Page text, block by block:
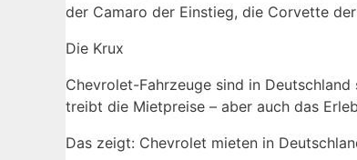
der Camaro der Einstieg, die Corvette der
Die Krux
Chevrolet-Fahrzeuge sind in
treibt die Mietpreise – aber auch das
Das zeigt: Chevrolet mieten in